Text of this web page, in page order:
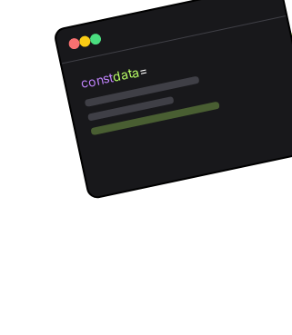
constdata=